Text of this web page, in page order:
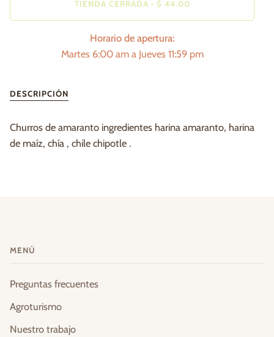
TIENDA CERRADA • $ 44.00
Horario de apertura:
Martes 6:00 am a Jueves 11:59 pm
DESCRIPCIÓN
Churros de amaranto ingredientes harina amaranto, harina
de maíz, chía , chile chipotle .
MENÚ
Preguntas frecuentes
Agroturismo
Nuestro trabajo